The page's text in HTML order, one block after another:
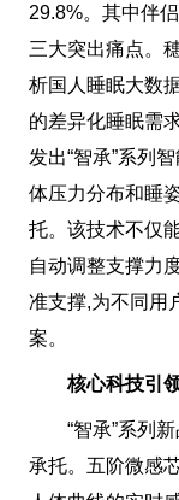
29.8%。其中伴
三大突出痛点。
析国人睡眠大数
的差异化睡眠需
发出“智承”系列
体压力分布和睡
托。该技术不仅
自动调整支撑力
准支撑,为不同用
案。
核心科技引领
“智承”系列新
承托。五阶微感